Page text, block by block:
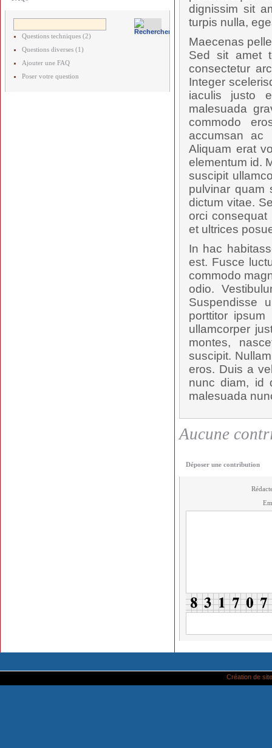
Questions techniques (2)
Questions diverses (1)
Ajouter une FAQ
Poser votre question
dignissim sit
turpis nulla,
Maecenas
Sed sit amet
consectetur
Integer
iaculis justo
malesuada
commodo
accumsan ac
Aliquam erat
elementum id.
suscipit
pulvinar quam
dictum vitae.
orci consequat
et ultrices
In hac
est. Fusce
commodo
odio.
Suspendisse
porttitor
ullamcorper
montes,
suscipit.
eros. Duis a
nunc diam, id
malesuada
Aucune
Déposer une contribution
Création de